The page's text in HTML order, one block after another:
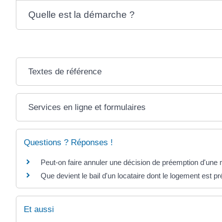
Quelle est la démarche ?
Textes de référence
Services en ligne et formulaires
Questions ? Réponses !
Peut-on faire annuler une décision de préemption d'une
Que devient le bail d'un locataire dont le logement est
Et aussi